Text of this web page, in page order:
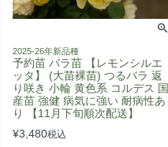
2025-26年新品種
予約苗 バラ苗 【レモンシルエ
ッタ】 (大苗裸苗) つるバラ 返
り咲き 小輪 黄色系 コルデス 国
産苗 強健 病気に強い 耐病性あ
り 【11月下旬順次配送】
¥3,480税込